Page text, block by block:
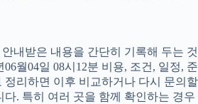
내받은 내용을 간단히 기록해 두는 것
06월04일 08시12분 비용, 조건, 일정, 준
정리하면 이후 비교하거나 다시 문의할
. 특히 여러 곳을 함께 확인하는 경우